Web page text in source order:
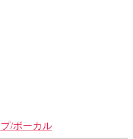
/ボーカル